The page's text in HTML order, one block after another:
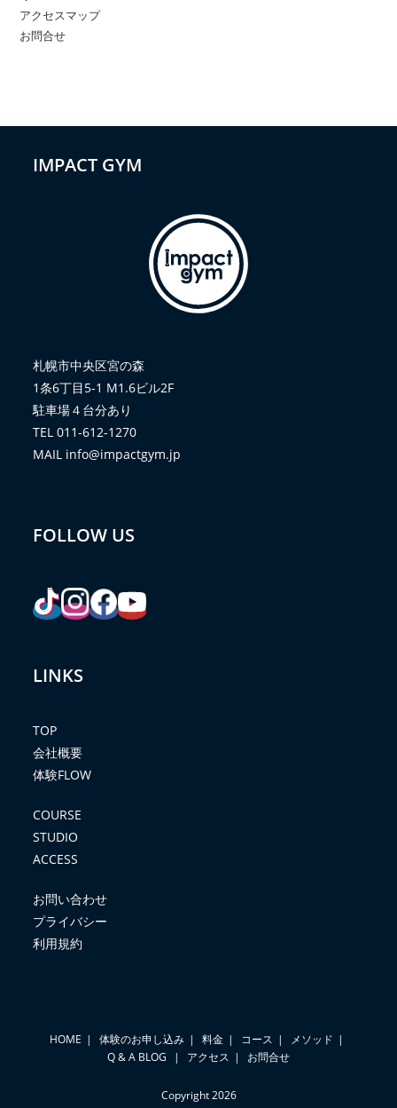
アクセスマップ
お問合せ
IMPACT GYM
札幌市中央区宮の森
1条6丁目5-1 M1.6ビル2F
駐車場４台分あり
TEL 011-612-1270
MAIL info@impactgym.jp
FOLLOW US
LINKS
TOP
会社概要
体験FLOW
COURSE
STUDIO
ACCESS
お問い合わせ
プライバシー
利用規約
HOME 体験のお申し込み 料金 コース
メソッド
Q & A BLOG アクセス お問合せ
Copyright 2026